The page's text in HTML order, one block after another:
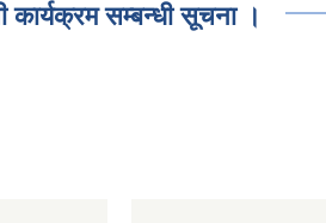
कार्यक्रम सम्बन्धी सूचना ।